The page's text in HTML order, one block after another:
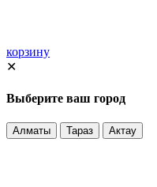
корзину
✕
Выберите ваш город
Алматы Тараз Актау